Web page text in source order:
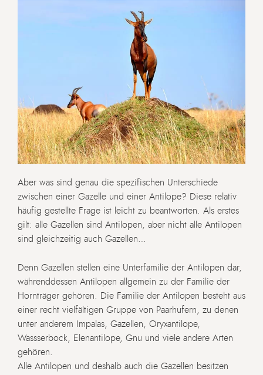
Aber was sind genau die spezifischen Unterschiede
zwischen einer Gazelle und einer Antilope? Diese relativ
häufig gestellte Frage ist leicht zu beantworten. Als erstes
gilt: alle Gazellen sind Antilopen, aber nicht alle Antilopen
sind gleichzeitig auch Gazellen…
Denn Gazellen stellen eine Unterfamilie der Antilopen dar,
währenddessen Antilopen allgemein zu der Familie der
Hornträger gehören. Die Familie der Antilopen besteht aus
einer recht vielfältigen Gruppe von Paarhufern, zu denen
unter anderem Impalas, Gazellen, Oryxantilope,
Wassserbock, Elenantilope, Gnu und viele andere Arten
gehören.
Alle Antilopen und deshalb auch die Gazellen besitzen